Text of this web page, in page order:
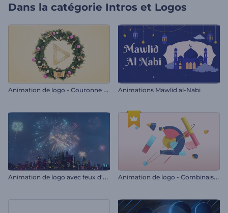
Dans la catégorie Intros et Logos
A
nimation de logo - Couronne de Noël en 3D Animations Mawlid al-Nabi
A
nimation de logo avec feux d'artifice A
nimation de logo - Combinaison de formes